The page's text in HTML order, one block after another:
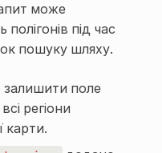
може
полігонів під час
пошуку шляху.
поле
регіони
карти.